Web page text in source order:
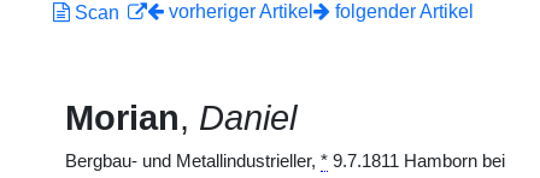
Scan
vorheriger Artikel folgender Artikel
Morian, Daniel
Bergbau- und Metallindustrieller, * 9.7.1811 Hamborn bei